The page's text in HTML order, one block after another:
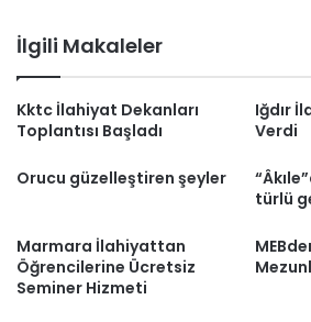
İlgili Makaleler
Kktc İlahiyat Dekanları
Toplantısı Başladı
Iğdır
Verdi
Orucu güzelleştiren şeyler
türlü
Marmara İlahiyattan
Öğrencilerine Ücretsiz
Seminer Hizmeti